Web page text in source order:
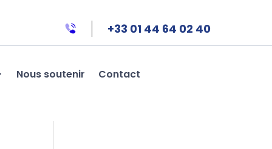
+33 01 44 64 02 40
Nous soutenir Contact